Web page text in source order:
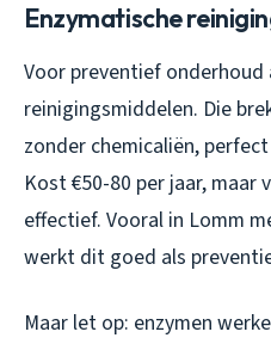
Enzymatische
Voor preventief
reinigingsmiddelen. Die
zonder chemicaliën,
Kost €50-80 per jaar,
effectief. Vooral in Lomm
werkt dit goed als
Maar let op: enzymen